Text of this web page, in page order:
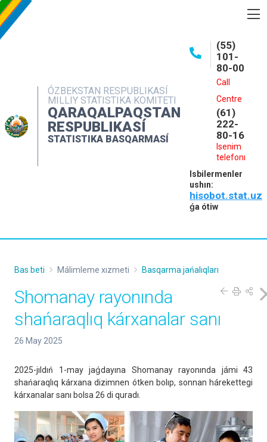
ÓZBEKSTAN RESPUBLIKASÍ
MILLIY STATISTIKA KOMITETI
QARAQALPAQSTAN
RESPUBLIKASÍ
STATISTIKA BASQARMASÍ
(55)
101-
80-00
Call
Centre
(61)
222-
80-16
Isenim
telefonı
Isbilermenler
ushın:
hisobot.stat.uz
ǵa ótiw
INTERAKTIV XIZMETLER
MÁLIMLEME XIZMETI
MÚRÁJAATLAR
Bas beti Málimleme xızmeti Basqarma jańalıqları
Shomanay rayonında
shańaraqlıq kárxanalar sanı
26 May 2025
2025-jıldıń 1-may jaǵdayına Shomanay rayonında jámi 43
shańaraqlıq kárxana dizimnen ótken bolıp, sonnan hárekettegi
kárxanalar sanı bolsa 26 di quradı.